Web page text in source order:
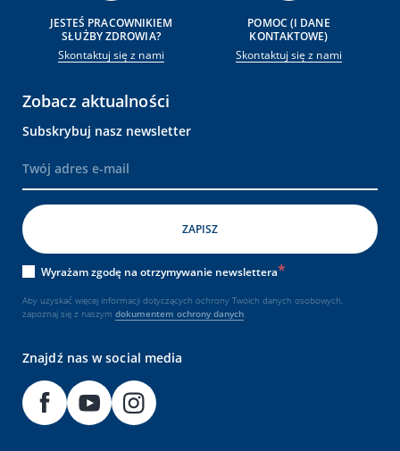
JESTEŚ PRACOWNIKIEM
SŁUŻBY ZDROWIA?
Skontaktuj się z nami
POMOC (I DANE
KONTAKTOWE)
Skontaktuj się z nami
Zobacz aktualności
Subskrybuj nasz newsletter
Wyrażam zgodę na otrzymywanie newslettera
Aby uzyskać więcej informacji dotyczących ochrony Twoich danych osobowych,
zapoznaj się z naszym dokumentem ochrony danych.
Znajdź nas w social media